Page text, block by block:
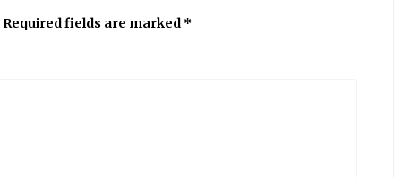
Required fields are marked *